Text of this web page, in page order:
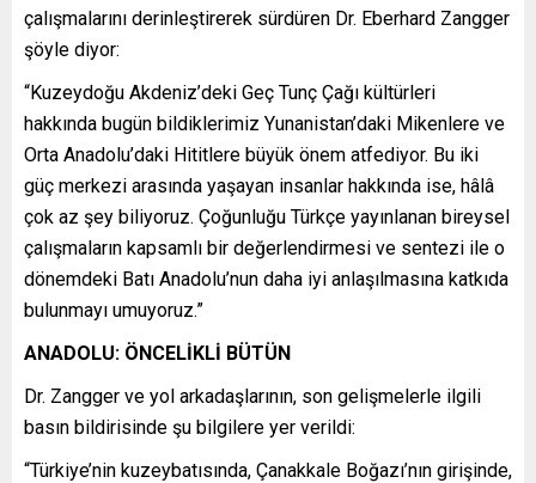
çalışmalarını derinleştirerek sürdüren Dr. Eberhard Zangger
şöyle diyor:
“Kuzeydoğu Akdeniz’deki Geç Tunç Çağı kültürleri
hakkında bugün bildiklerimiz Yunanistan’daki Mikenlere ve
Orta Anadolu’daki Hititlere büyük önem atfediyor. Bu iki
güç merkezi arasında yaşayan insanlar hakkında ise, hâlâ
çok az şey biliyoruz. Çoğunluğu Türkçe yayınlanan bireysel
çalışmaların kapsamlı bir değerlendirmesi ve sentezi ile o
dönemdeki Batı Anadolu’nun daha iyi anlaşılmasına katkıda
bulunmayı umuyoruz.”
ANADOLU: ÖNCELİKLİ BÜTÜN
Dr. Zangger ve yol arkadaşlarının, son gelişmelerle ilgili
basın bildirisinde şu bilgilere yer verildi:
“Türkiye’nin kuzeybatısında, Çanakkale Boğazı’nın girişinde,